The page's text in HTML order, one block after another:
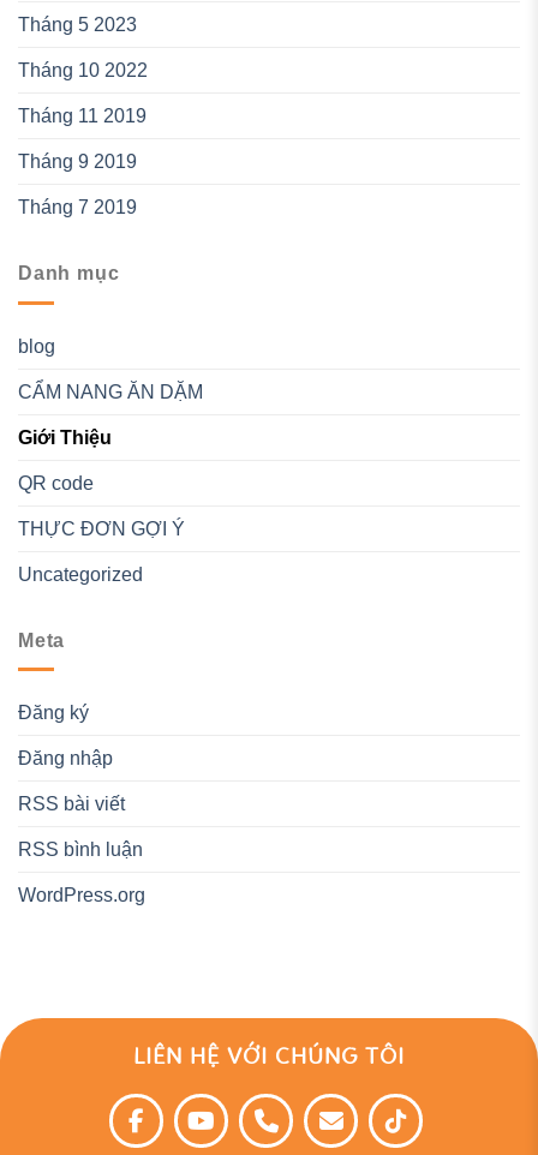
Tháng 5 2023
Tháng 10 2022
Tháng 11 2019
Tháng 9 2019
Tháng 7 2019
Danh mục
blog
CẨM NANG ĂN DẶM
Giới Thiệu
QR code
THỰC ĐƠN GỢI Ý
Uncategorized
Meta
Đăng ký
Đăng nhập
RSS bài viết
RSS bình luận
WordPress.org
LIÊN HỆ VỚI CHÚNG TÔI